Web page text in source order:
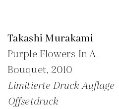
Takashi Murakami
Purple Flowers In A
Bouquet, 2010
Limitierte Druck Auflage
Offsetdruck